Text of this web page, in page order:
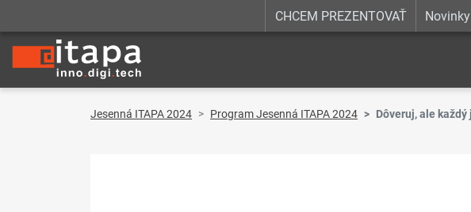
CHCEM PREZENTOVAŤ Novinky
Jesenná ITAPA 2024 Program Jesenná ITAPA 2024 Dôveruj, ale